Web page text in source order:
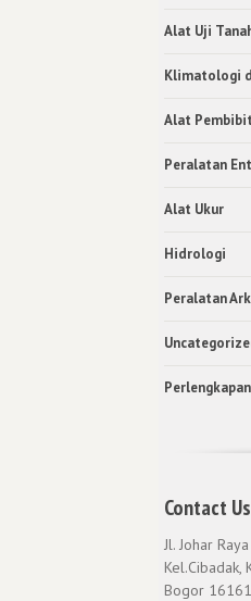
Alat Uji
Klimatologi
Alat
Peralatan
Alat Ukur
Hidrologi
Peralatan
Contact Us
Jl. Johar
Kel.Cibadak,
Bogor